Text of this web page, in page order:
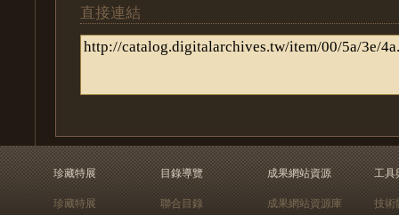
直接連結
珍藏特展
珍藏特展
目錄導覽
聯合目錄
成果網站資源
成果網站資源庫
工具
技術